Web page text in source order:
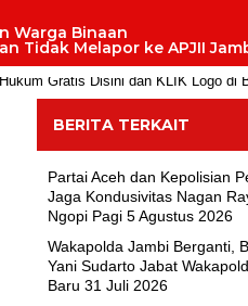
Warga Binaan
Tidak Melapor ke APJII
Gratis Disini dan KLIK Logo di
BERITA TERKAIT
Partai Aceh dan Kepolisian
Jaga Kondusivitas Nagan
Ngopi Pagi 5 Agustus 2026
Wakapolda Jambi Berganti,
Yani Sudarto Jabat
Baru 31 Juli 2026